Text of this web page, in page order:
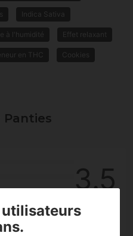
Indica Sativa
à l'humidité Effet relaxant
en THC Cookies
Panties
3.5
2 Reviews